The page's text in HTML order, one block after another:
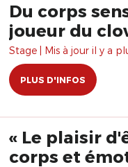
Du corps
joueur du
Stage | Mis à jour il y a
PLUS D'INFOS
« Le plaisir
corps et